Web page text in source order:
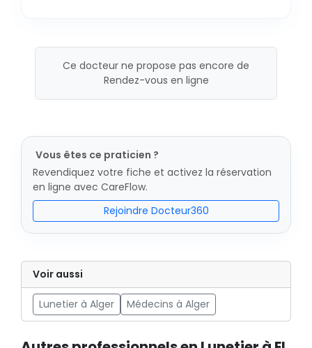
Ce docteur ne propose pas encore de
Rendez-vous en ligne
Vous êtes ce praticien ?
Revendiquez votre fiche et activez la réservation
en ligne avec CareFlow.
Rejoindre Docteur360
Voir aussi
Lunetier à Alger Médecins à Alger